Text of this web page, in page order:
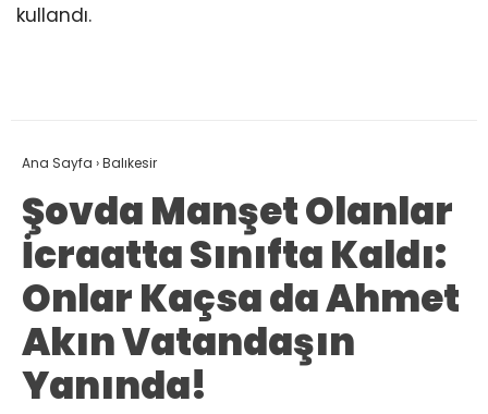
kullandı.
Ana Sayfa ›Balıkesir
Şovda Manşet Olanlar
İcraatta Sınıfta Kaldı:
Onlar Kaçsa da Ahmet
Akın Vatandaşın
Yanında!